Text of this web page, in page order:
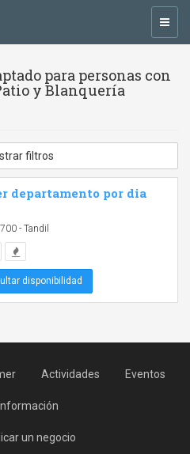
para personas con
y Blanquería
filtros
departamento por dia
- Tandil
disponibilidad
Actividades Eventos
Información
un negocio